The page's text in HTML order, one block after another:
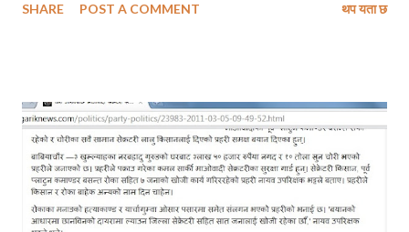
उनको जन्मदिनको तेस्रो उत्सब म उनीसँग छैन, मन भरिएर आएको छ । जेहोस
केहि पीडा भयो भने मलाई भनि हाल्नु, बागलुङ्बाट गाडी मगाउन सजिलो पर्छ । सायद
त्यही भएर होकी सानुले मलाई कोट्याएको ! म बिस्तराबाट बिध्यूतिय गतिमा उठेँ र झटपट
आमालाई उठाएँ । आमा अलि बिरामी भएका कारण हामीसँग बागलुङ जाने अवस्था
नरहेकाले म ठूली आमालाई बोलाउन ठूली ...
SHARE POST A COMMENT थप यता छ